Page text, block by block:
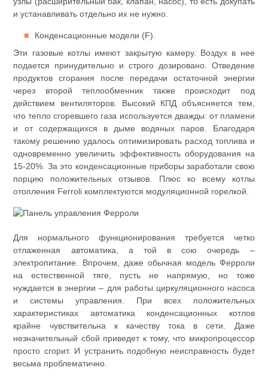
и устанавливать отдельно их не нужно.
Конденсационные модели (F).
Эти газовые котлы имеют закрытую камеру. Воздух в нее
подается принудительно и строго дозировано. Отведение
продуктов сгорания после передачи остаточной энергии
через второй теплообменник также происходит под
действием вентиляторов. Высокий КПД объясняется тем,
что тепло сгоревшего газа используется дважды: от пламени
и от содержащихся в дыме водяных паров. Благодаря
такому решению удалось оптимизировать расход топлива и
одновременно увеличить эффективность оборудования на
15-20%. За это конденсационные приборы заработали свою
порцию положительных отзывов. Плюс ко всему котлы
отопления Ferroli комплектуются модуляционной горелкой.
Для нормального функционирования требуется четко
отлаженная автоматика, а той в сою очередь –
электропитание. Впрочем, даже обычная модель Ферроли
на естественной тяге, пусть не напрямую, но тоже
нуждается в энергии – для работы циркуляционного насоса
и системы управления. При всех положительных
характеристиках автоматика конденсационных котлов
крайне чувствительна к качеству тока в сети. Даже
незначительный сбой приведет к тому, что микропроцессор
просто сгорит. И устранить подобную неисправность будет
весьма проблематично.